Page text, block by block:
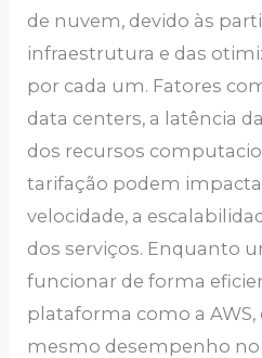
de nuvem, devido às
infraestrutura e das
por cada um. Fatores
data centers, a latência
dos recursos
tarifação podem
velocidade, a
dos serviços. Enquanto
funcionar de forma
plataforma como a
mesmo desempenho no